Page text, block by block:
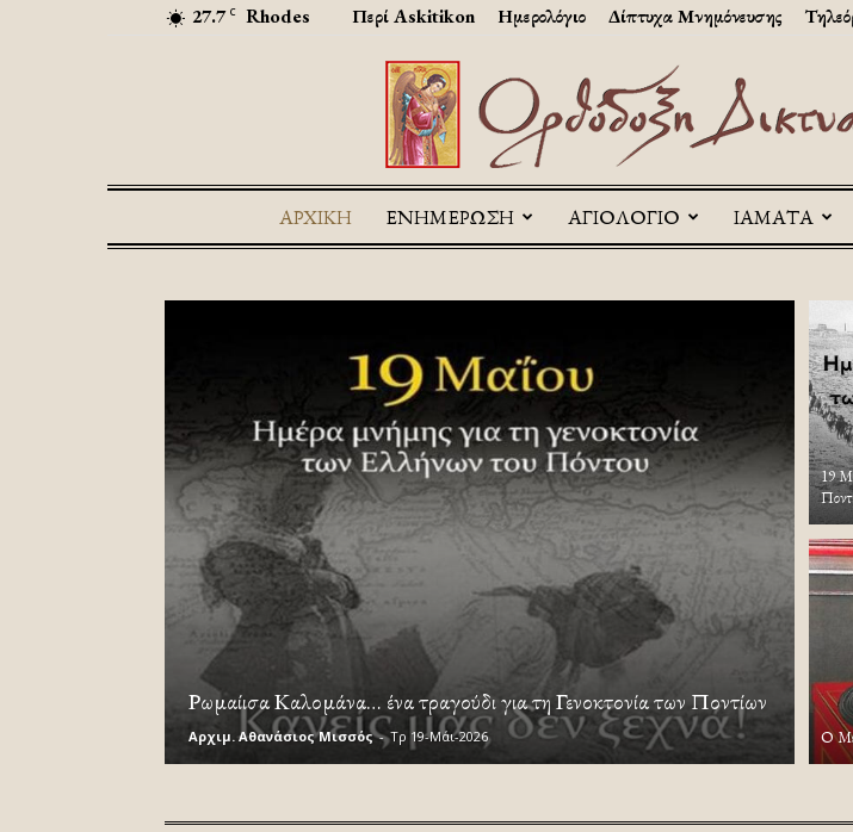
27.7 C Rhodes Περί Askitikon Ημερολόγιο Δίπτυχα Μνημόνευσης
ΑΡΧΙΚΉ ΕΝΗΜΕΡΩΣΗ ΑΓΙΟΛΟΓΙΟ ΙΑΜΑΤΑ
Ρωμαίισα Καλομάνα… ένα τραγούδι για τη Γενοκτονία των Ποντίων
Αρχιμ. Αθανάσιος Μισσός - Τρ 19-Μάι-2026
19
Ο